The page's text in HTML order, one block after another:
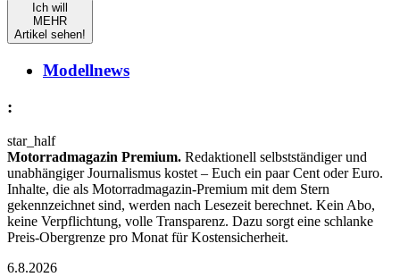
Ich will
MEHR
Artikel sehen!
Modellnews
:
star_half
Motorradmagazin Premium. Redaktionell selbstständiger und
unabhängiger Journalismus kostet – Euch ein paar Cent oder Euro.
Inhalte, die als Motorradmagazin-Premium mit dem Stern
gekennzeichnet sind, werden nach Lesezeit berechnet. Kein Abo,
keine Verpflichtung, volle Transparenz. Dazu sorgt eine schlanke
Preis-Obergrenze pro Monat für Kostensicherheit.
6.8.2026